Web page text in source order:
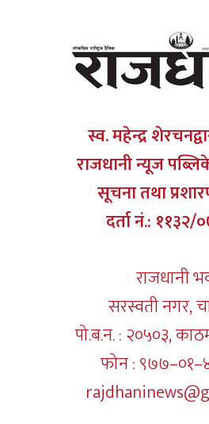
स्व. महेन्द्र
राजधानी न्यूज
सूचना तथा
दर्ता नं.:
राजधानी
सरस्वती नगर,
पो.ब.न. : २०५०३,
फोन :